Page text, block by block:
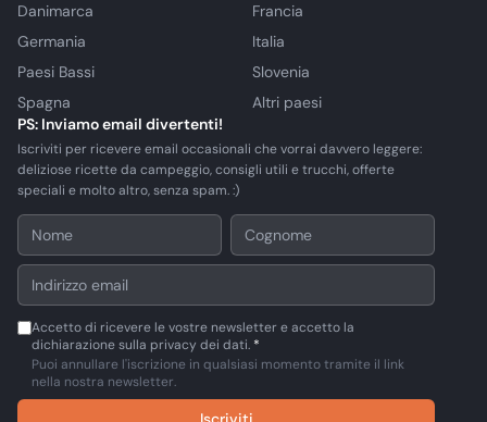
Danimarca
Francia
Germania
Italia
Paesi Bassi
Slovenia
Spagna
Altri paesi
PS: Inviamo email divertenti!
Iscriviti per ricevere email occasionali che vorrai davvero leggere:
deliziose ricette da campeggio, consigli utili e trucchi, offerte
speciali e molto altro, senza spam. :)
Accetto di ricevere le vostre newsletter e accetto la
dichiarazione sulla privacy dei dati. *
Puoi annullare l'iscrizione in qualsiasi momento tramite il link
nella nostra newsletter.